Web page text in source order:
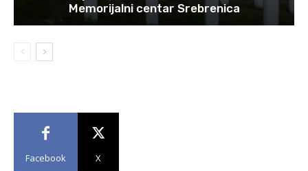
Memorijalni centar Srebrenica
Facebook X